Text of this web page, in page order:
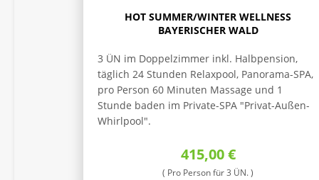
HOT SUMMER/WINTER WELLNESS
BAYERISCHER WALD
3 ÜN im Doppelzimmer inkl. Halbpension,
täglich 24 Stunden Relaxpool, Panorama-SPA,
pro Person 60 Minuten Massage und 1
Stunde baden im Private-SPA "Privat-Außen-
Whirlpool".
415,00 €
( Pro Person für 3 ÜN. )